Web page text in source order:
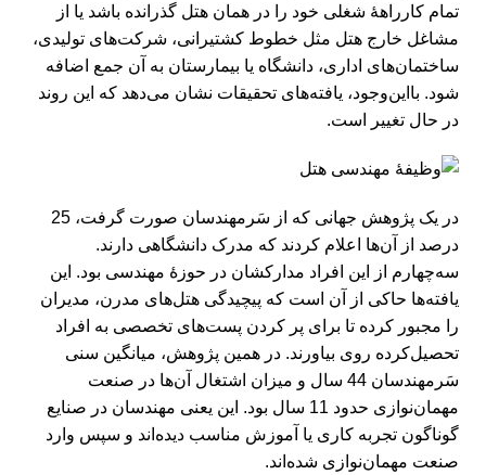
تمام کارراهۀ شغلی خود را در همان هتل گذرانده باشد یا از
مشاغل خارج هتل مثل خطوط کشتیرانی، شرکت‌های تولیدی،
ساختمان‌های اداری، دانشگاه یا بیمارستان به آن جمع اضافه
شود. بااین‌وجود، یافته‌های تحقیقات نشان می‌دهد که این روند
در حال تغییر است.
در یک پژوهش جهانی که از سَرمهندسان صورت گرفت، 25
درصد از آن‌ها اعلام کردند که مدرک دانشگاهی دارند.
سه‌چهارم از این افراد مدارکشان در حوزۀ مهندسی بود. این
یافته‌ها حاکی از آن است که پیچیدگی هتل‌های مدرن، مدیران
را مجبور کرده تا برای پر کردن پست‌های تخصصی به افراد
تحصیل‌کرده روی بیاورند. در همین پژوهش، میانگین سنی
سَرمهندسان 44 سال و میزان اشتغال آن‌ها در صنعت
مهمان‌نوازی حدود 11 سال بود. این یعنی مهندسان در صنایع
گوناگون تجربه کاری یا آموزش مناسب دیده‌اند و سپس وارد
صنعت مهمان‌نوازی شده‌اند.